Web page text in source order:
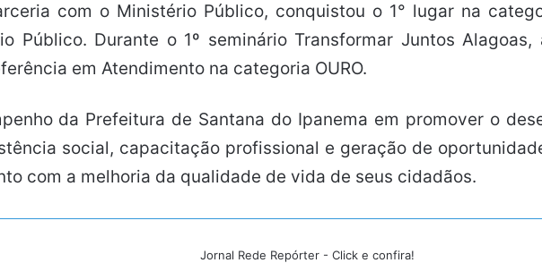
com o Ministério Público, conquistou o 1° lugar na
Público. Durante o 1º seminário Transformar Juntos
em Atendimento na categoria OURO.
da Prefeitura de Santana do Ipanema em promover o
social, capacitação profissional e geração de
com a melhoria da qualidade de vida de seus cidadãos.
Jornal Rede Repórter - Click e confira!